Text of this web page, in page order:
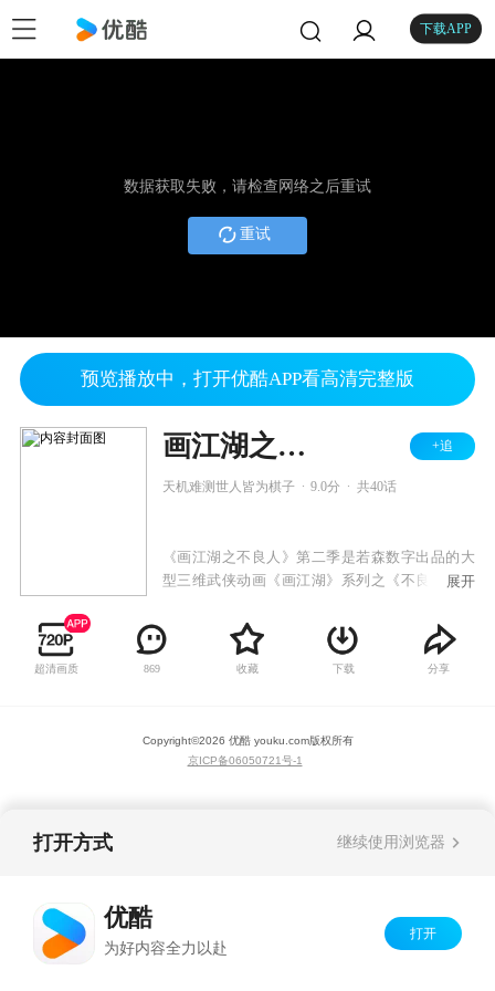
下载APP
数据获取失败，请检查网络之后重试
重试
预览播放中，打开优酷APP看高清完整版
画江湖之不良人 第二季 +追
天机难测世人皆为棋子 9.0分 共40话
《画江湖之不良人》第二季是若森数字出品的大
型三维武侠动画《画江湖》系列之《不良人》的
教、通文馆、幻音坊、天师府等江湖势力闻风而
动！问诸王，谁能扬刀立马号令天下！大唐遗孤
李星云这个龙泉宝藏的关键人物，是再造大唐盛
人》第二季继续为你演绎浪漫而辉煌的中国式传
奇武侠！
展开
超清画质 869 收藏 下载 分享
Copyright©2026 优酷 youku.com版权所有
京ICP备06050721号-1
打开方式 继续使用浏览器
优酷
为好内容全力以赴
打开